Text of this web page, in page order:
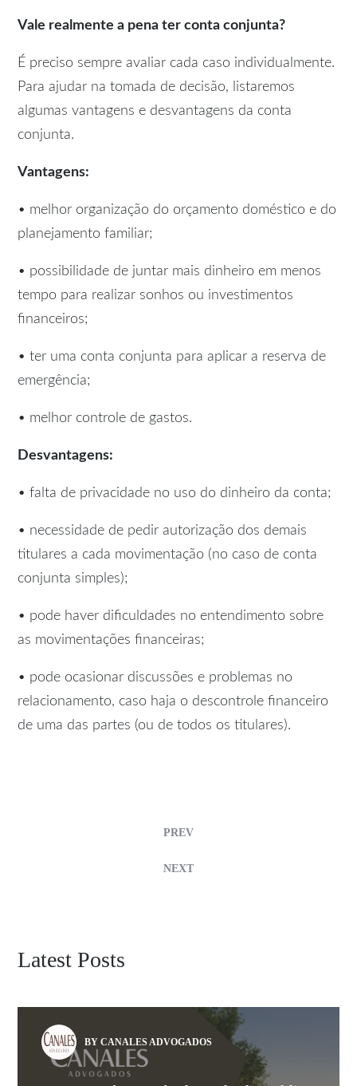
Vale realmente a pena ter conta conjunta?
É preciso sempre avaliar cada caso individualmente.
Para ajudar na tomada de decisão, listaremos
algumas vantagens e desvantagens da conta
conjunta.
Vantagens:
• melhor organização do orçamento doméstico e do
planejamento familiar;
• possibilidade de juntar mais dinheiro em menos
tempo para realizar sonhos ou investimentos
financeiros;
• ter uma conta conjunta para aplicar a reserva de
emergência;
• melhor controle de gastos.
Desvantagens:
• falta de privacidade no uso do dinheiro da conta;
• necessidade de pedir autorização dos demais
titulares a cada movimentação (no caso de conta
conjunta simples);
• pode haver dificuldades no entendimento sobre
as movimentações financeiras;
• pode ocasionar discussões e problemas no
relacionamento, caso haja o descontrole financeiro
de uma das partes (ou de todos os titulares).
PREV
NEXT
Latest Posts
BY CANALES ADVOGADOS